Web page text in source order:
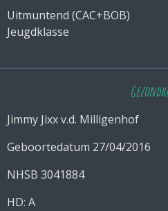
Uitmuntend
Jeugdklasse
Jimmy Jixx v.d. Milligenhof
Geboortedatum 27/04/2016
NHSB 3041884
HD: A